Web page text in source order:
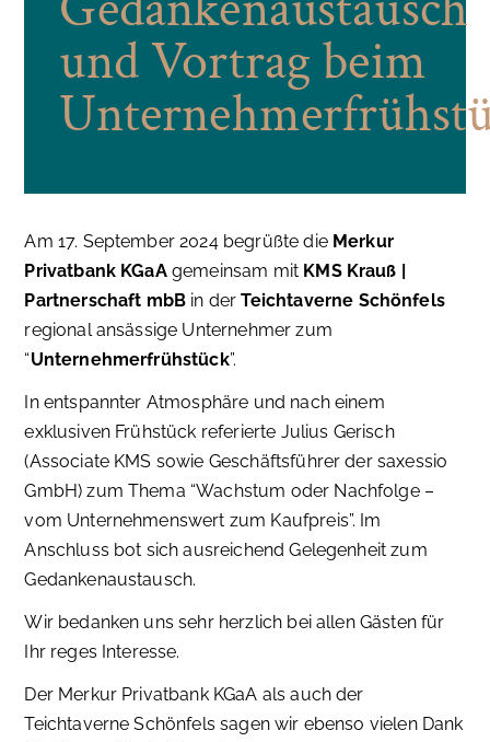
und Vortrag beim
Am 17. September 2024 begrüßte die Merkur
Privatbank KGaAgemeinsam mit KMS Krauß |
Partnerschaft mbB in derTeichtaverne Schönfels
regional ansässige Unternehmer zum
“Unternehmerfrühstück”.
In entspannter Atmosphäre und nach einem
exklusiven Frühstück referierte Julius Gerisch
(Associate KMS sowie Geschäftsführer der saxessio
GmbH) zum Thema “Wachstum oder Nachfolge –
vom Unternehmenswert zum Kaufpreis”. Im
Anschluss bot sich ausreichend Gelegenheit zum
Gedankenaustausch.
Wir bedanken uns sehr herzlich bei allen Gästen für
Ihr reges Interesse.
Der Merkur Privatbank KGaA als auch der
Teichtaverne Schönfels sagen wir ebenso vielen Dank